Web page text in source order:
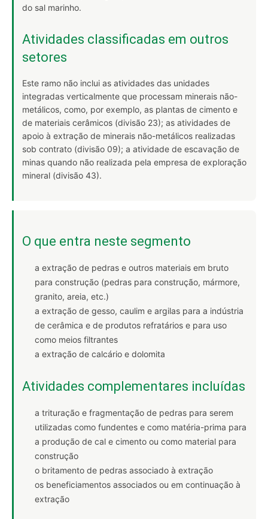
do sal marinho.
Atividades classificadas em outros
setores
Este ramo não inclui as atividades das unidades
integradas verticalmente que processam minerais não-
metálicos, como, por exemplo, as plantas de cimento e
de materiais cerâmicos (divisão 23); as atividades de
apoio à extração de minerais não-metálicos realizadas
sob contrato (divisão 09); a atividade de escavação de
minas quando não realizada pela empresa de exploração
mineral (divisão 43).
O que entra neste segmento
a extração de pedras e outros materiais em bruto
para construção (pedras para construção, mármore,
granito, areia, etc.)
a extração de gesso, caulim e argilas para a indústria
de cerâmica e de produtos refratários e para uso
como meios filtrantes
a extração de calcário e dolomita
Atividades complementares incluídas
a trituração e fragmentação de pedras para serem
utilizadas como fundentes e como matéria-prima para
a produção de cal e cimento ou como material para
construção
o britamento de pedras associado à extração
os beneficiamentos associados ou em continuação à
extração